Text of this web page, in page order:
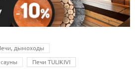
дымоходы
Печи TULIKIVI